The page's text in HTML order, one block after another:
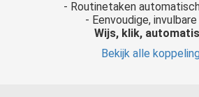
- Routinetaken
- Eenvoudige,
Wijs, klik,
Bekijk alle